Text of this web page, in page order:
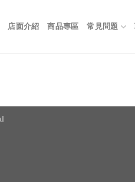
店面介紹 商品專區 常見問題